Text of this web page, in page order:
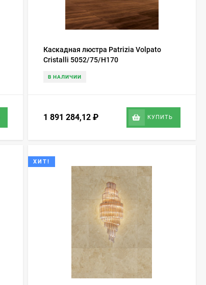
Каскадная люстра Patrizia Volpato
Cristalli 5052/75/H170
В НАЛИЧИИ
1 891 284,12 ₽ КУПИТЬ
ХИТ!